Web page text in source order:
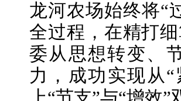
龙河农场始终将“
全过程，在精打
委从思想转变、
力，成功实现从